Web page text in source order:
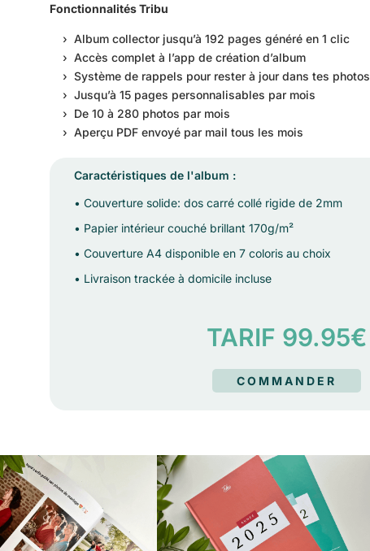
Fonctionnalités Tribu
› Album collector jusqu’à 192 pages généré en 1 clic
› Accès complet à l’app de création d’album
› Système de rappels pour rester à jour dans tes photos
› Jusqu’à 15 pages personnalisables par mois
› De 10 à 280 photos par mois
› Aperçu PDF envoyé par mail tous les mois
Caractéristiques de l'album :
• Couverture solide: dos carré collé rigide de 2mm
• Papier intérieur couché brillant 170g/m²
• Couverture A4 disponible en 7 coloris au choix
• Livraison trackée à domicile incluse
TARIF 99.95€
COMMANDER